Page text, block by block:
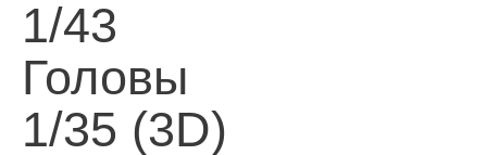
1/43
Головы
1/35 (3D)